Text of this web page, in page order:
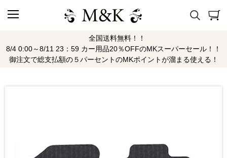
全国送料無料！！
8/4 0:00～8/11 23：59 カー用品20％OFFのMKスーパーセール！！
御注文で総支払額の５パーセントのMKポイントが溜まる使える！